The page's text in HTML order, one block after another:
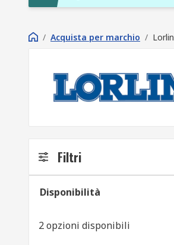
/ Acquista per marchio / Lorlin
Filtri
Disponibilità
2 opzioni disponibili